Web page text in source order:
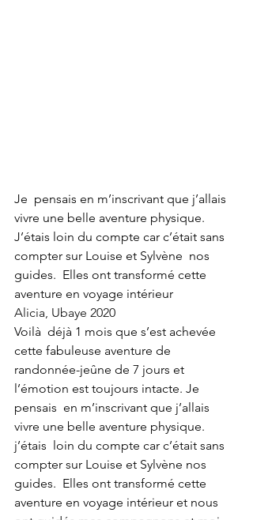
Je  pensais en m’inscrivant que j’allais
vivre une belle aventure physique.
J’étais loin du compte car c’était sans
compter sur Louise et Sylvène  nos
guides.  Elles ont transformé cette
aventure en voyage intérieur
Alicia, Ubaye 2020
Voilà  déjà 1 mois que s’est achevée
cette fabuleuse aventure de
randonnée-jeûne de 7 jours et
l’émotion est toujours intacte. Je
pensais  en m’inscrivant que j’allais
vivre une belle aventure physique.
j’étais  loin du compte car c’était sans
compter sur Louise et Sylvène nos
guides.  Elles ont transformé cette
aventure en voyage intérieur et nous